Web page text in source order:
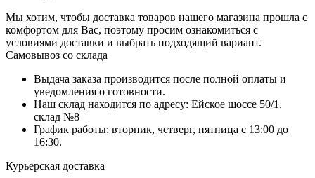
Мы хотим, чтобы доставка товаров нашего магазина прошла с
комфортом для Вас, поэтому просим ознакомиться с
условиями доставки и выбрать подходящий вариант.
Самовывоз со склада
Выдача заказа производится после полной оплаты и
уведомления о готовности.
Наш склад находится по адресу: Ейское шоссе 50/1,
склад №8
График работы: вторник, четверг, пятница с 13:00 до
16:30.
Курьерская доставка